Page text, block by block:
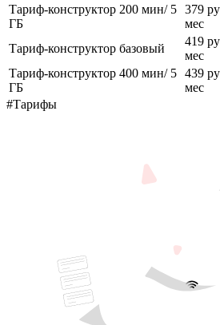
Тариф-конструктор 200 мин/ 5
ГБ
379
мес
Тариф-конструктор базовый
419
мес
Тариф-конструктор 400 мин/ 5
ГБ
439
мес
#Тарифы